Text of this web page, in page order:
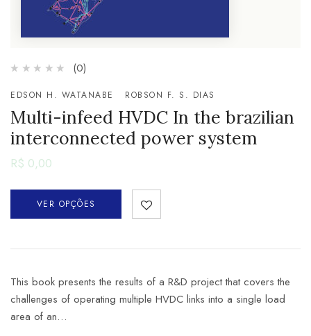
(0)
EDSON H. WATANABE ROBSON F. S. DIAS
Multi-infeed HVDC In the brazilian
interconnected power system
R$ 0,00
VER OPÇÕES
This book presents the results of a R&D project that covers the
challenges of operating multiple HVDC links into a single load
area of an…